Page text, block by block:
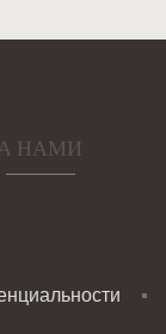
НАМИ